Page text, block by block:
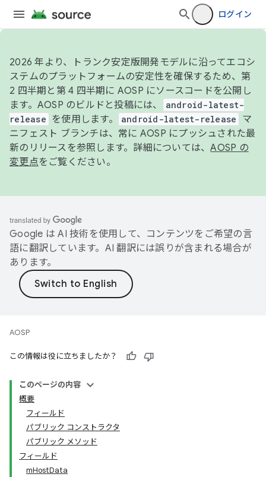
ログイン
2026 年より、トランク安定版開発モデルに沿ってエコシ
ステムのプラットフォームの安定性を確保するため、第
2 四半期と第 4 四半期に AOSP にソースコードを公開し
ます。AOSP のビルドと投稿には、
android-latest-
release
を使用します。 android-latest-release
マ
ニフェスト ブランチは、常に AOSP にプッシュされた最
新のリリースを参照します。詳細については、AOSP の
変更点をご覧ください。
Google は AI 技術を使用して、コンテンツをご希望の言
語に翻訳しています。AI 翻訳には誤りが含まれる場合が
あります。
AOSP
この情報は役に立ちましたか？
このページの内容
概要
フィールド
パブリック コンストラクタ
パブリック メソッド
フィールド
mHostData